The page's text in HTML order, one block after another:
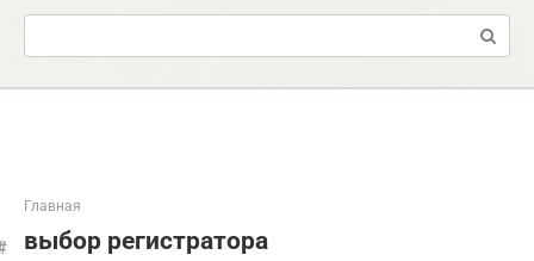
Поиск:
Главная
выбор регистратора